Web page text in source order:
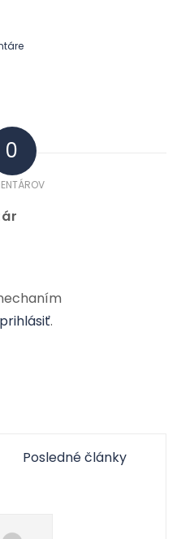
0
prihlásiť.
Posledné články